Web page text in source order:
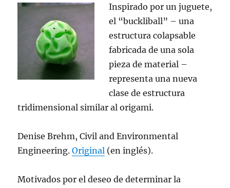
Inspirado por un juguete,
el “buckliball” – una
estructura colapsable
fabricada de una sola
pieza de material –
representa una nueva
clase de estructura
tridimensional similar al origami.
Denise Brehm, Civil and Environmental
Engineering.Original (en inglés).
Motivados por el deseo de determinar la